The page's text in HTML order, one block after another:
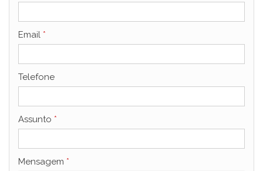
Email *
Telefone
Assunto *
Mensagem *